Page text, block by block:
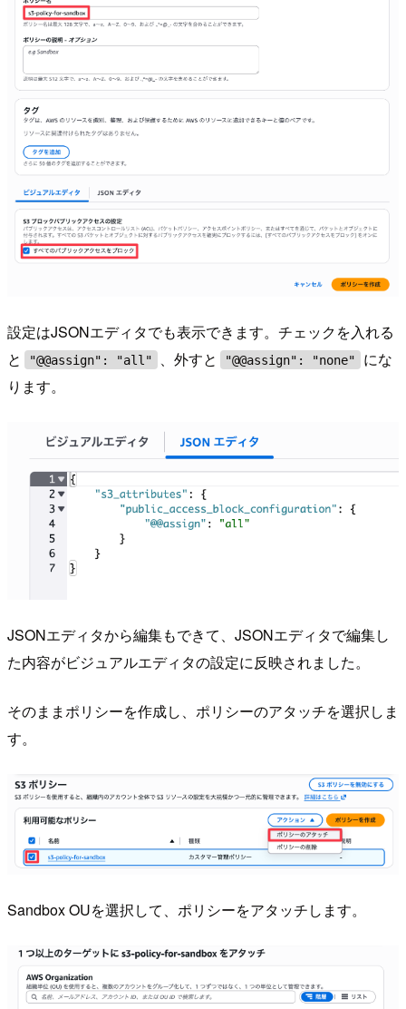
設定はJSONエディタでも表示できます。チェックを入れる
と
"@@assign": "all" 、外すと "@@assign": "none"
にな
ります。
JSONエディタから編集もできて、JSONエディタで編集し
た内容がビジュアルエディタの設定に反映されました。
そのままポリシーを作成し、ポリシーのアタッチを選択しま
す。
Sandbox OUを選択して、ポリシーをアタッチします。